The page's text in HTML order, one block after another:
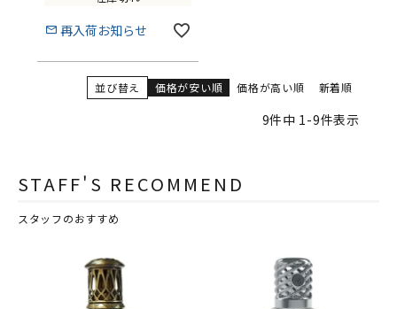
再入荷お知らせ
並び替え 価格が安い順 価格が高い順 新着順
9件中 1-9件表示
STAFF'S RECOMMEND
スタッフのおすすめ